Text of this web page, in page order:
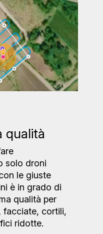
qualità
solo droni
le giuste
è in grado di
qualità per
facciate, cortili,
ridotte.